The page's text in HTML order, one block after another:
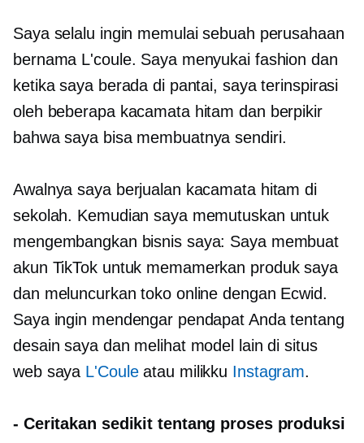
Saya selalu ingin memulai sebuah perusahaan
bernama L'coule. Saya menyukai fashion dan
ketika saya berada di pantai, saya terinspirasi
oleh beberapa kacamata hitam dan berpikir
bahwa saya bisa membuatnya sendiri.
Awalnya saya berjualan kacamata hitam di
sekolah. Kemudian saya memutuskan untuk
mengembangkan bisnis saya: Saya membuat
akun TikTok untuk memamerkan produk saya
dan meluncurkan toko online dengan Ecwid.
Saya ingin mendengar pendapat Anda tentang
desain saya dan melihat model lain di situs
web saya L'Couleatau milikku Instagram.
- Ceritakan sedikit tentang proses produksi